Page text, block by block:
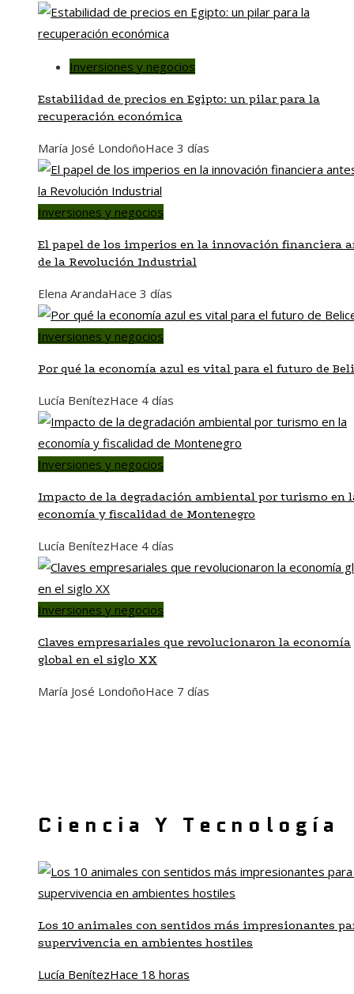
Inversiones y negocios
Estabilidad de precios en Egipto: un pilar para la
recuperación económica
María José LondoñoHace 3 días
Inversiones y negocios
El papel de los imperios en la innovación financiera
de la Revolución Industrial
Elena ArandaHace 3 días
Inversiones y negocios
Por qué la economía azul es vital para el futuro de
Lucía BenítezHace 4 días
Inversiones y negocios
Impacto de la degradación ambiental por turismo en
economía y fiscalidad de Montenegro
Lucía BenítezHace 4 días
Inversiones y negocios
Claves empresariales que revolucionaron la economía
global en el siglo XX
María José LondoñoHace 7 días
Ciencia Y Tecnología
Los 10 animales con sentidos más impresionantes
supervivencia en ambientes hostiles
Lucía BenítezHace 18 horas